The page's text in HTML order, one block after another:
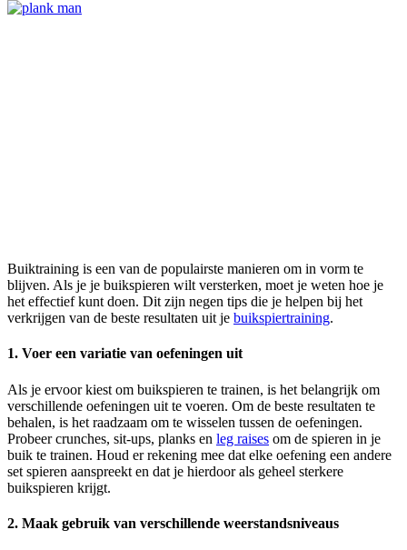
Buiktraining is een van de populairste manieren om in vorm te
blijven. Als je je buikspieren wilt versterken, moet je weten hoe je
het effectief kunt doen. Dit zijn negen tips die je helpen bij het
verkrijgen van de beste resultaten uit je buikspiertraining.
1. Voer een variatie van oefeningen uit
Als je ervoor kiest om buikspieren te trainen, is het belangrijk om
verschillende oefeningen uit te voeren. Om de beste resultaten te
behalen, is het raadzaam om te wisselen tussen de oefeningen.
Probeer crunches, sit-ups, planks en leg raises om de spieren in je
buik te trainen. Houd er rekening mee dat elke oefening een andere
set spieren aanspreekt en dat je hierdoor als geheel sterkere
buikspieren krijgt.
2. Maak gebruik van verschillende weerstandsniveaus